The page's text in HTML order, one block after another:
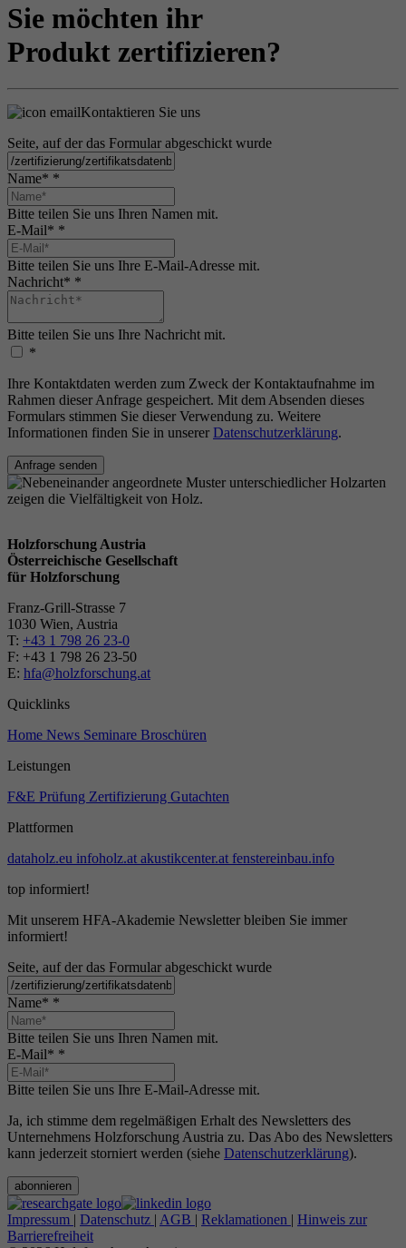
Sie möchten ihr
Produkt zertifizieren?
Kontaktieren Sie uns
Seite, auf der das Formular abgeschickt wurde
Name* *
Bitte teilen Sie uns Ihren Namen mit.
E-Mail* *
Bitte teilen Sie uns Ihre E-Mail-Adresse mit.
Nachricht* *
Bitte teilen Sie uns Ihre Nachricht mit.
*
Ihre Kontaktdaten werden zum Zweck der Kontaktaufnahme im
Rahmen dieser Anfrage gespeichert. Mit dem Absenden dieses
Formulars stimmen Sie dieser Verwendung zu. Weitere
Informationen finden Sie in unserer Datenschutzerklärung.
Anfrage senden
Holzforschung Austria
Österreichische Gesellschaft
für Holzforschung
Franz-Grill-Strasse 7
1030 Wien, Austria
T: +43 1 798 26 23-0
​​F: +43 1 798 26 23-50
E: hfa@holzforschung.at
Quicklinks
Home News Seminare Broschüren
Leistungen
F&E Prüfung Zertifizierung Gutachten
Plattformen
dataholz.eu infoholz.at akustikcenter.at fenstereinbau.info
top informiert!
Mit unserem HFA-Akademie Newsletter bleiben Sie immer
informiert!
Seite, auf der das Formular abgeschickt wurde
Name* *
Bitte teilen Sie uns Ihren Namen mit.
E-Mail* *
Bitte teilen Sie uns Ihre E-Mail-Adresse mit.
Ja, ich stimme dem regelmäßigen Erhalt des Newsletters des
Unternehmens Holzforschung Austria zu. Das Abo des Newsletters
kann jederzeit storniert werden (siehe Datenschutzerklärung).
abonnieren
Impressum | Datenschutz | AGB | Reklamationen | Hinweis zur
Barrierefreiheit